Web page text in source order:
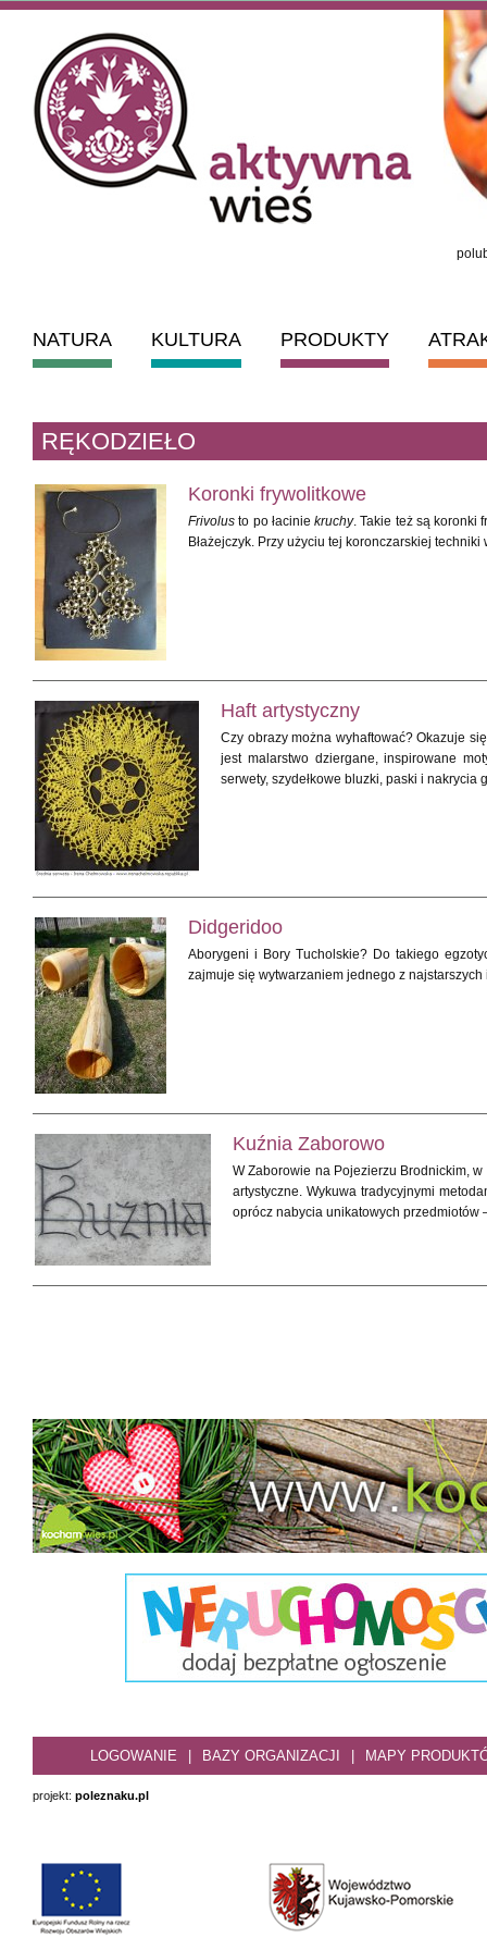
NATURA KULTURA PRODUKTY
RĘKODZIEŁO
Koronki frywolitkowe
Frivolus to po łacinie kruchy. Takie też są koronki
Błażejczyk. Przy użyciu tej koronczarskiej
Haft artystyczny
Czy obrazy można wyhaftować? Okazuje
jest malarstwo dziergane, inspirowane
serwety, szydełkowe bluzki, paski i nakrycia
Didgeridoo
Aborygeni i Bory Tucholskie? Do takiego
zajmuje się wytwarzaniem jednego z
Kuźnia Zaborowo
W Zaborowie na Pojezierzu Brodnickim,
artystyczne. Wykuwa tradycyjnymi
oprócz nabycia unikatowych przedmiotów
LOGOWANIE BAZY ORGANIZACJI MAPY
projekt: poleznaku.pl